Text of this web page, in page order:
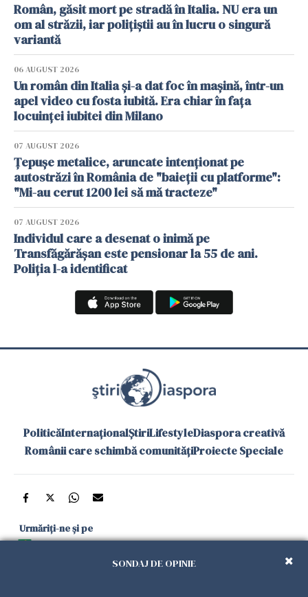
Român, găsit mort pe stradă în Italia. NU era un
om al străzii, iar polițiștii au în lucru o singură
variantă
06 AUGUST 2026
Un român din Italia și-a dat foc în mașină, într-un
apel video cu fosta iubită. Era chiar în fața
locuinței iubitei din Milano
07 AUGUST 2026
Țepușe metalice, aruncate intenționat pe
autostrăzi în România de "baieții cu platforme":
"Mi-au cerut 1200 lei să mă tracteze"
07 AUGUST 2026
Individul care a desenat o inimă pe
Transfăgărășan este pensionar la 55 de ani.
Poliția l-a identificat
PoliticăInternaționalȘtiriLifestyleDiaspora creativă
Românii care schimbă comunitățiProiecte Speciale
Urmăriți-ne și pe
și în aplicațiile mobileSONDAJ DE OPINIE